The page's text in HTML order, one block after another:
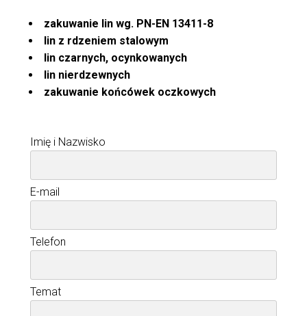
zakuwanie lin wg. PN-EN 13411-8
lin z rdzeniem stalowym
lin czarnych, ocynkowanych
lin nierdzewnych
zakuwanie końcówek oczkowych
Imię i Nazwisko
E-mail
Telefon
Temat